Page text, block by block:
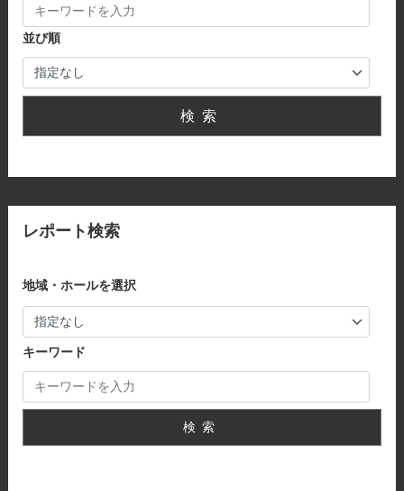
並び順
検索
レポート検索
地域・ホールを選択
キーワード
検索